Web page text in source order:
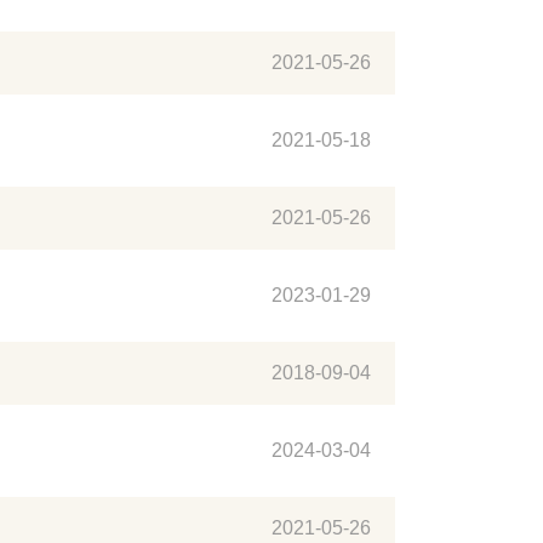
2021-05-26
2021-05-18
2021-05-26
2023-01-29
2018-09-04
2024-03-04
2021-05-26